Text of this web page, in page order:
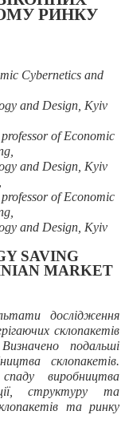
РИНКУ
Cybernetics and
and Design, Kyiv
of Economic
and Design, Kyiv
of Economic
and Design, Kyiv
SAVING
MARKET
дослідження
склопакетів
подальші
склопакетів.
виробництва
структуру та
та ринку